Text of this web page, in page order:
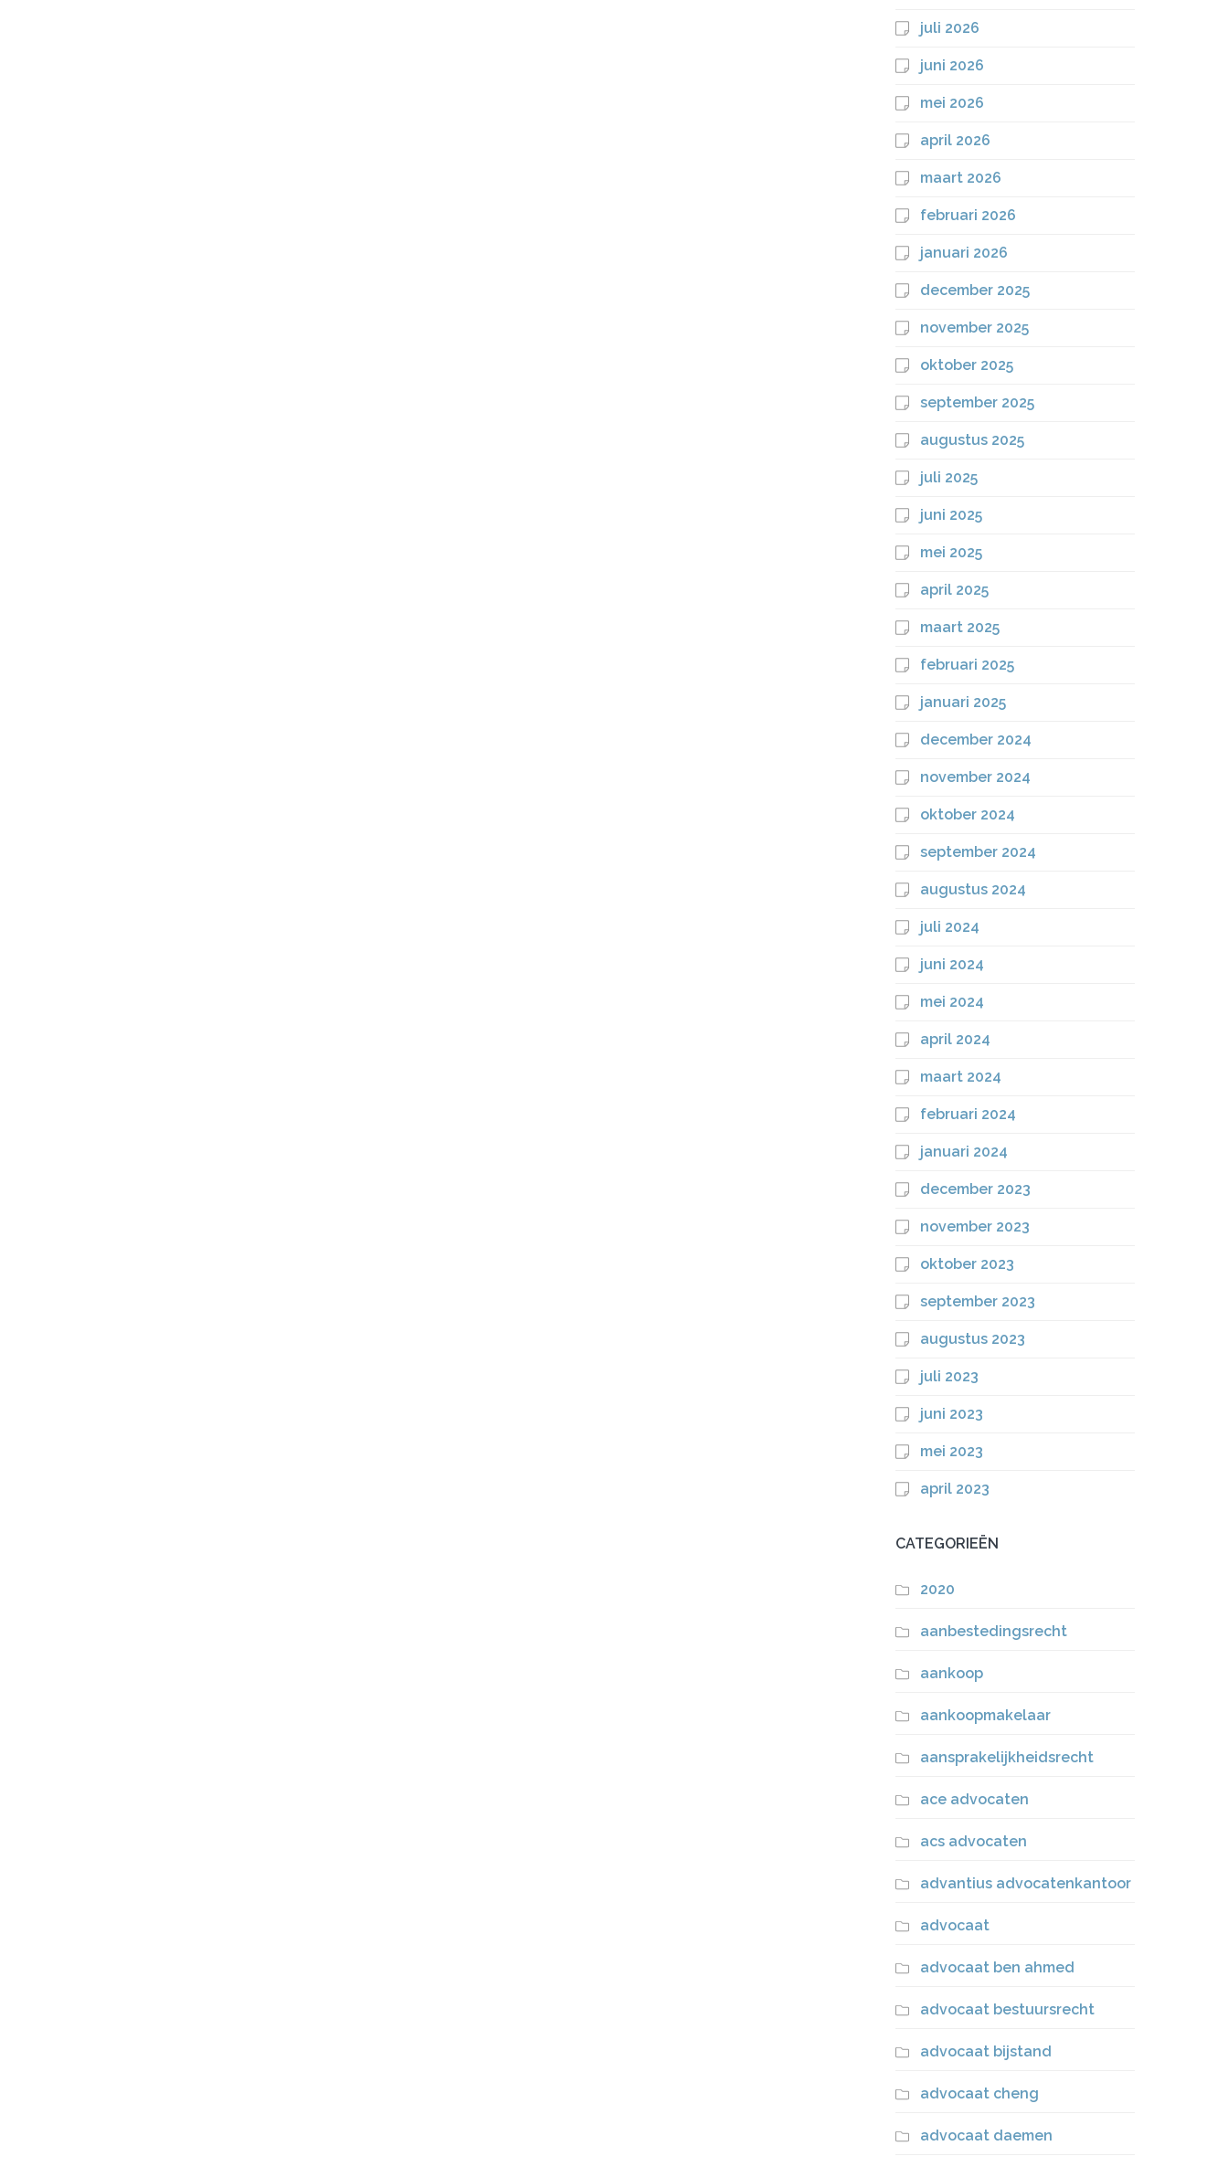
juli 2026
juni 2026
mei 2026
april 2026
maart 2026
februari 2026
januari 2026
december 2025
november 2025
oktober 2025
september 2025
augustus 2025
juli 2025
juni 2025
mei 2025
april 2025
maart 2025
februari 2025
januari 2025
december 2024
november 2024
oktober 2024
september 2024
augustus 2024
juli 2024
juni 2024
mei 2024
april 2024
maart 2024
februari 2024
januari 2024
december 2023
november 2023
oktober 2023
september 2023
augustus 2023
juli 2023
juni 2023
mei 2023
april 2023
CATEGORIEËN
2020
aanbestedingsrecht
aankoop
aankoopmakelaar
aansprakelijkheidsrecht
ace advocaten
acs advocaten
advantius advocatenkantoor
advocaat
advocaat ben ahmed
advocaat bestuursrecht
advocaat bijstand
advocaat cheng
advocaat daemen